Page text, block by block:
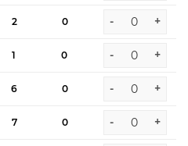
2 0 - +
1 0 - +
6 0 - +
7 0 - +